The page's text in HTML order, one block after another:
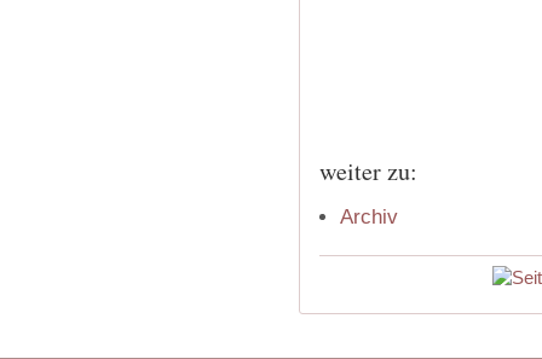
weiter zu:
Archiv